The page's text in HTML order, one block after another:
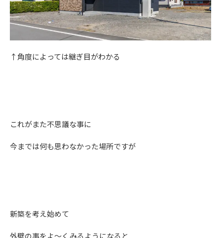
↑角度によっては継ぎ目がわかる
これがまた不思議な事に
今までは何も思わなかった場所ですが
新築を考え始めて